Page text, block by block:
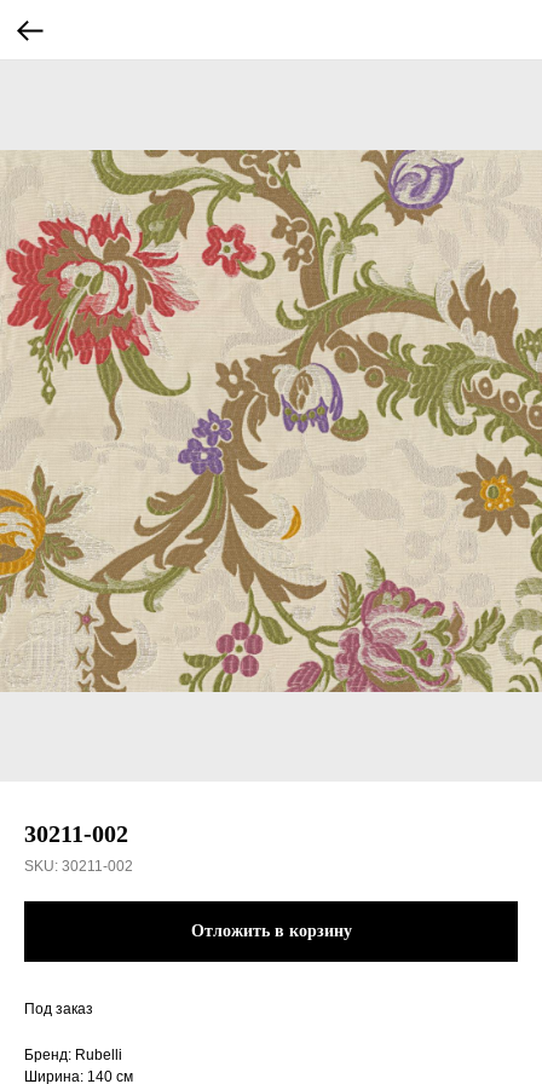
30211-002
SKU: 30211-002
Отложить в корзину
Под заказ
Бренд: Rubelli
Ширина: 140 см